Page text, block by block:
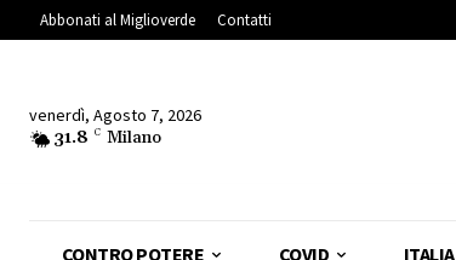
Abbonati al Miglioverde Contatti
venerdì, Agosto 7, 2026
31.8 C Milano
CONTRO POTERE COVID ITALIA